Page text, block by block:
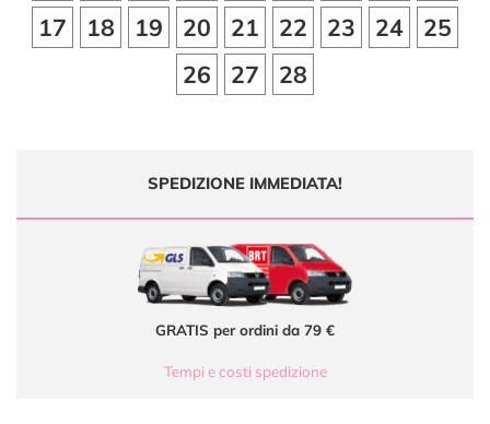
17
18 19 20 21 22 23 24
25
26
27 28
SPEDIZIONE IMMEDIATA!
GRATIS per ordini da 79 €
Tempi e costi spedizione